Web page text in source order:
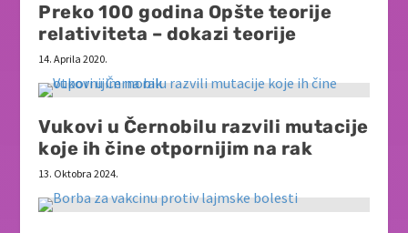
Preko 100 godina Opšte teorije
relativiteta – dokazi teorije
14. Aprila 2020.
Vukovi u Černobilu razvili mutacije
koje ih čine otpornijim na rak
13. Oktobra 2024.